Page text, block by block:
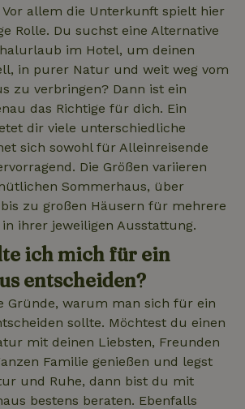
allem die Unterkunft spielt hier
Rolle. Du suchst eine Alternative
im Hotel, um deinen
in purer Natur und weit weg vom
zu verbringen? Dann ist ein
das Richtige für dich. Ein
dir viele unterschiedliche
sich sowohl für Alleinreisende
Die Größen variieren
Sommerhaus, über
zu großen Häusern für mehrere
in ihrer jeweiligen Ausstattung.
ich mich für ein
entscheiden?
Gründe, warum man sich für ein
sollte. Möchtest du einen
mit deinen Liebsten, Freunden
Familie genießen und legst
und Ruhe, dann bist du mit
bestens beraten. Ebenfalls
www.naturhaeuschen.de
www.naturhaeuschen.de
www.naturhaeuschen.de
www.naturhaeuschen.de
onboarding www.naturhaeuschen.de